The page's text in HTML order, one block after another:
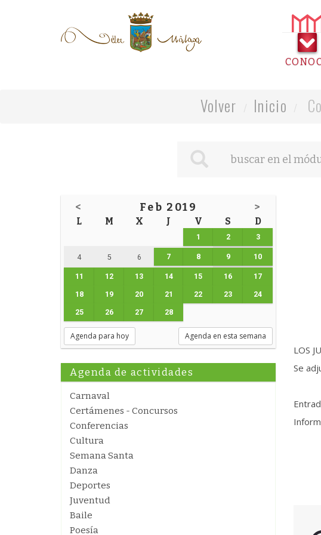
Volver Inicio
< Feb 2019 >
L M X J V S D
1 2 3
4 5 6 7 8 9 10
11 12 13 14 15 16 17
18 19 20 21 22 23 24
25 26 27 28
Agenda para hoy Agenda en esta semana
Agenda de actividades
Carnaval
Certámenes - Concursos
Conferencias
Cultura
Semana Santa
Danza
Deportes
Juventud
Baile
Poesía
LOS
Se